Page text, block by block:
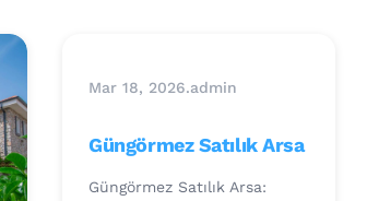
Mar 18, 2026.admin
Güngörmez Satılık Arsa
Güngörmez Satılık Arsa: